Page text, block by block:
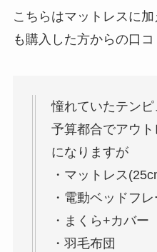
こちらはマットレスに
も購入した方からの口コ
憧れていたテン
予算都合でアウ
になりますが
・マットレス
・電動ベッドフ
・まくら+カバー
・羽毛布団